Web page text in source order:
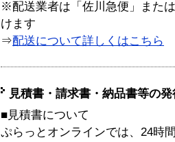
※配送業者は「佐川急便」また
けます
⇒配送について詳しくはこちら
見積書・請求書・納品書等の
■見積書について
ぷらっとオンラインでは、24時